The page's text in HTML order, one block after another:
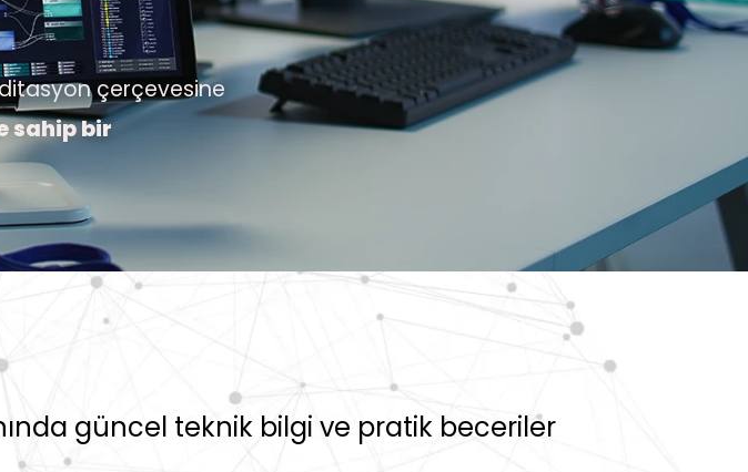
çerçevesine
sahip bir
güncel teknik bilgi ve pratik beceriler